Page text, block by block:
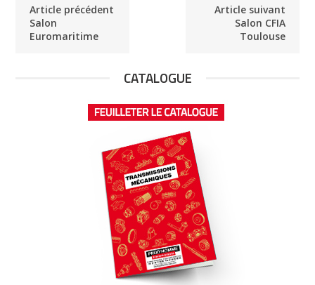
Article précédent
Salon
Euromaritime
Article suivant
Salon CFIA
Toulouse
CATALOGUE